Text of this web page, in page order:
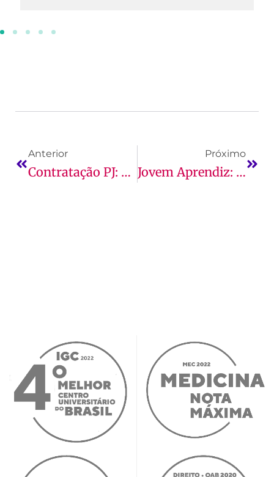
Anterior
Contratação PJ: Como Funciona, Quem Pode Atuar, Vantagens E Mais!
Próximo
Jovem Aprendiz: O Que É, Quanto Ganha E Mais!